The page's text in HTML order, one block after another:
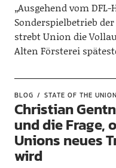
„Ausgehend vom
Sonderspielbetrieb
strebt Union die
Alten Försterei
BLOG STATE OF THE UNION
Christian
und die Frage,
Unions neues
wird